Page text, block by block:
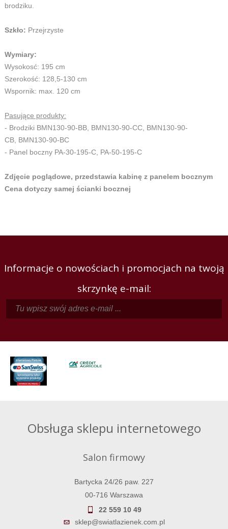
brodziku.
Szkło: Przejrzyste
Wymiary:
Wysokosć: 195 cm
Szerokość: 128,5-130 cm
Wspornik: max. 120 cm
Pasujące produkty:
- Brodziki BMN130-90-BB, BMN130-90-CC, BMN130-90-
CB, BMN130-90-BC
- Panel boczny PA-30-195-C, PA-50-195-C
Zdjęcie poglądowe, przedstawia kabinę z panelem bocznym
Cena dotyczy samej ścianki bocznej
Informacje o nowościach i promocjach na twoją
skrzynkę e-mail:
Obsługa sklepu internetowego
Salon firmowy
Bartycka 24/26 paw. 227
00-716 Warszawa
22 559 10 49
sklep@swiatlazienek.com.pl